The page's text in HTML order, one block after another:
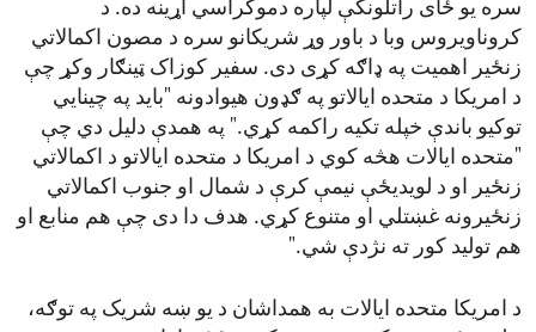
سره یو ځای راتلونکې لپاره دموکراسي اړینه ده. د
کروناویروس وبا د باور وړ شریکانو سره د مصون اکمالاتي
زنځیر اهمیت په ډاګه کړی دی. سفیر کوزاک ټینګار وکړ چې
د امریکا د متحده ایالاتو په ګډون هیوادونه "باید په چینایي
توکیو باندې خپله تکیه راکمه کړي." په همدې دلیل دي چې
"متحده ایالات هڅه کوي د امریکا د متحده ایالاتو د اکمالاتي
زنځیر او د لویدیځې نیمې کرې د شمال او جنوب اکمالاتي
زنځیرونه غښتلي او متنوع کړي. هدف دا دی چې هم منابع او
هم تولید کور ته نژدې شي."
د امریکا متحده ایالات به همداشان د یو ښه شریک په توګه،